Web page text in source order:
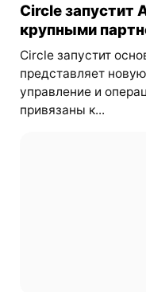
Circle запустит
крупными
Circle запустит
представляет
управление и
привязаны к...